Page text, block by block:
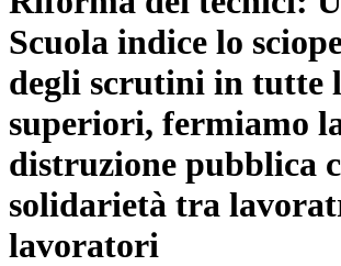
Scuola indice lo
degli scrutini in tutte
superiori, fermiamo
distruzione pubblica
solidarietà tra
lavoratori